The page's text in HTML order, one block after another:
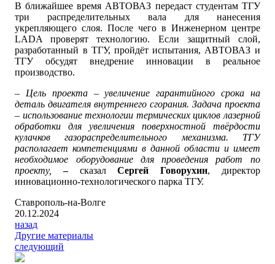
В ближайшее время АВТОВАЗ передаст студентам ТГУ
три распределительных вала для нанесения
укрепляющего слоя. После чего в Инженерном центре
LADA проверят технологию. Если защитный слой,
разработанный в ТГУ, пройдёт испытания, АВТОВАЗ и
ТГУ обсудят внедрение инновации в реальное
производство.
– Цель проекта – увеличение гарантийного срока на
деталь двигателя внутреннего сгорания. Задача проекта
– использование технологии термических циклов лазерной
обработки для увеличения поверхностной твёрдости
кулачков газораспределительного механизма. ТГУ
располагает компетенциями в данной области и имеет
необходимое оборудование для проведения работ по
проекту, –сказалСергей Говорухин, директор
инновационно-технологического парка ТГУ.
Ставрополь-на-Волге
20.12.2024
назад
Другие материалы
следующий